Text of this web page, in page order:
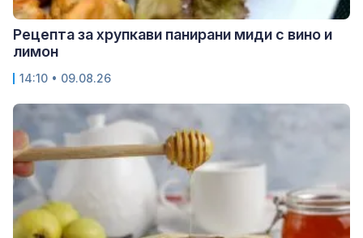
Рецепта за хрупкави панирани миди с вино и
лимон
14:10 • 09.08.26